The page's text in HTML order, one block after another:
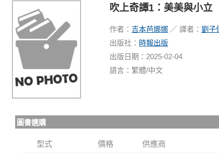
吹上奇譚1：美美與小立
作者： 吉本芭娜娜 ／ 譯者： 劉子
出版社： 時報出版
出版日期：2025-02-04
語言：繁體/中文
圖書選購
型式 價格 供應商